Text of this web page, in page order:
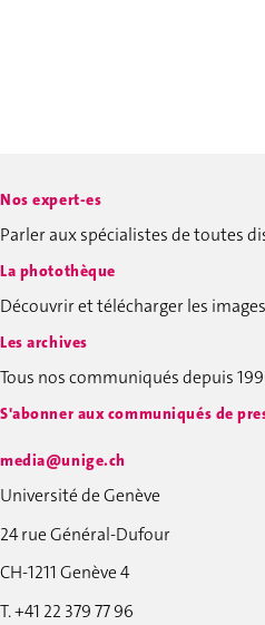
Nos expert-es
Parler aux spécialistes de toutes
La photothèque
Découvrir et télécharger les
Les archives
Tous nos communiqués depuis
S'abonner aux communiqués de
media@unige.ch
Université de Genève
24 rue Général-Dufour
CH-1211 Genève 4
T. +41 22 379 77 96